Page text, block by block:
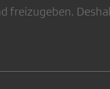
freizugeben.